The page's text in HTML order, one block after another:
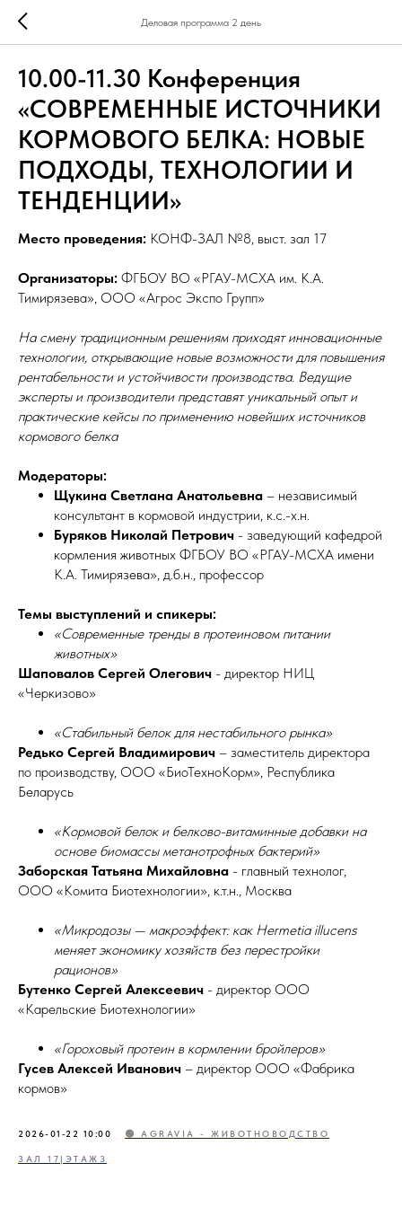
Деловая программа 2 день
10.00-11.30 Конференция
«СОВРЕМЕННЫЕ ИСТОЧНИКИ
КОРМОВОГО БЕЛКА: НОВЫЕ
ПОДХОДЫ, ТЕХНОЛОГИИ И
ТЕНДЕНЦИИ»
Место проведения: КОНФ-ЗАЛ №8, выст. зал 17
Организаторы: ФГБОУ ВО «РГАУ-МСХА им. К.А.
Тимирязева», ООО «Агрос Экспо Групп»
На смену традиционным решениям приходят инновационные
технологии, открывающие новые возможности для повышения
рентабельности и устойчивости производства. Ведущие
эксперты и производители представят уникальный опыт и
практические кейсы по применению новейших источников
кормового белка
Модераторы:
Щукина Светлана Анатольевна – независимый
консультант в кормовой индустрии, к.с.-х.н.
Буряков Николай Петрович - заведующий кафедрой
кормления животных ФГБОУ ВО «РГАУ-МСХА имени
К.А. Тимирязева», д.б.н., профессор
Темы выступлений и спикеры:
«Современные тренды в протеиновом питании
животных»
Шаповалов Сергей Олегович - директор НИЦ
«Черкизово»
«Стабильный белок для нестабильного рынка»
Редько Сергей Владимирович – заместитель директора
по производству, ООО «БиоТехноКорм», Республика
Беларусь
«Кормовой белок и белково-витаминные добавки на
основе биомассы метанотрофных бактерий»
Заборская Татьяна Михайловна - главный технолог,
ООО «Комита Биотехнологии», к.т.н., Москва
«Микродозы — макроэффект: как Hermetia illucens
меняет экономику хозяйств без перестройки
рационов»
Бутенко Сергей Алексеевич - директор ООО
«Карельские Биотехнологии»
«Гороховый протеин в кормлении бройлеров»
Гусев Алексей Иванович – директор ООО «Фабрика
кормов»
2026-01-22 10:00 🟢 AGRAVIA - ЖИВОТНОВОДСТВО
ЗАЛ 17|ЭТАЖ3